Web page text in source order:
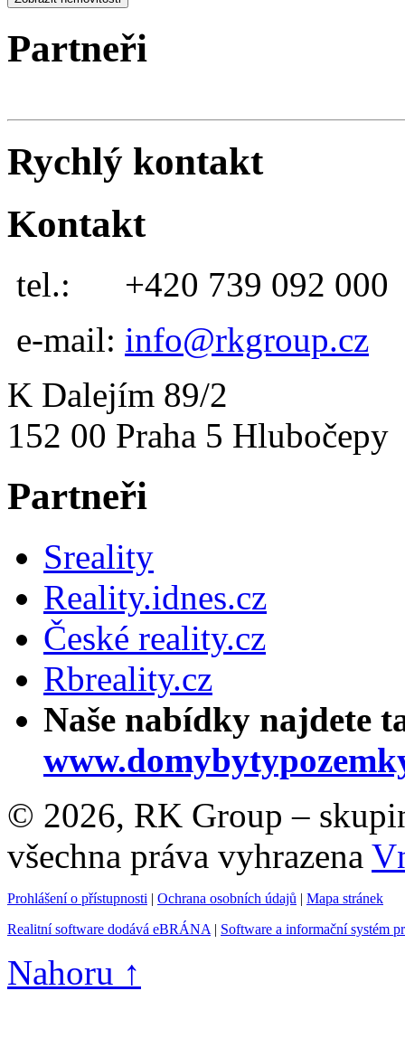
Partneři
Rychlý kontakt
Kontakt
tel.: +420 739 092 000
e-mail: info@rkgroup.cz
K Dalejím 89/2
152 00 Praha 5 Hlubočepy
Partneři
Sreality
Reality.idnes.cz
České reality.cz
Rbreality.cz
Naše nabídky najdete
© 2026, RK Group –
všechna práva vyhrazena
Prohlášení o přístupnosti | Ochrana osobních údajů | Mapa stránek
Realitní software dodává eBRÁNA | Software a informační systém
Nahoru ↑